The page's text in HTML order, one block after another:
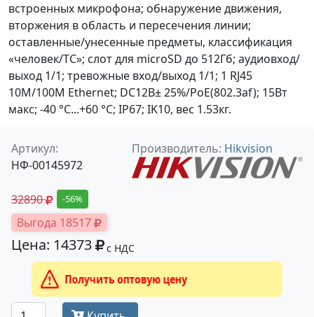
встроенных микрофона; обнаружение движения,
вторжения в область и пересечения линии;
оставленные/унесенные предметы, классификация
«человек/ТС»; слот для microSD до 512Гб; аудиовход/
выход 1/1; тревожные вход/выход 1/1; 1 RJ45
10M/100M Ethernet; DC12В± 25%/PoE(802.3af); 15Вт
макс; -40 °C...+60 °C; IP67; IK10, вес 1.53кг.
Артикул:
НФ-00145972
Производитель: Hikvision
32890 -56%
Выгода 18517
Цена: 14373 с НДС
Получить оптовую цену